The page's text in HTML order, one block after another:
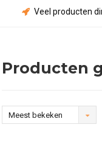
Veel producten
Producten
Meest bekeken